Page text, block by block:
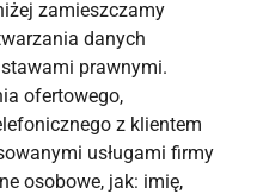
zamieszczamy
danych
prawnymi.
ofertowego,
z klientem
usługami firmy
osobowe, jak: imię,